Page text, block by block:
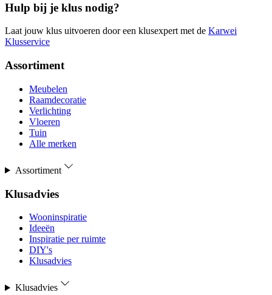
Hulp bij je klus nodig?
Laat jouw klus uitvoeren door een klusexpert met de Karwei
Klusservice
Assortiment
Meubelen
Raamdecoratie
Verlichting
Vloeren
Tuin
Alle merken
Assortiment
Klusadvies
Wooninspiratie
Ideeën
Inspiratie per ruimte
DIY's
Klusadvies
Klusadvies